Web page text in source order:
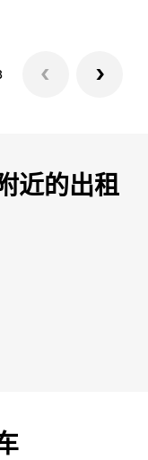
近的出租